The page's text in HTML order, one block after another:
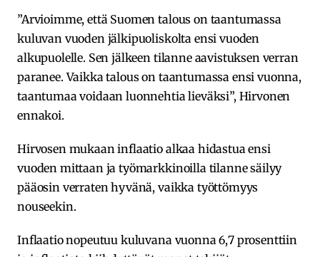
”Arvioimme, että Suomen talous on taantumassa
kuluvan vuoden jälkipuoliskolta ensi vuoden
alkupuolelle. Sen jälkeen tilanne aavistuksen verran
paranee. Vaikka talous on taantumassa ensi vuonna,
taantumaa voidaan luonnehtia lieväksi”, Hirvonen
ennakoi.
Hirvosen mukaan inflaatio alkaa hidastua ensi
vuoden mittaan ja työmarkkinoilla tilanne säilyy
pääosin verraten hyvänä, vaikka työttömyys
nouseekin.
Inflaatio nopeutuu kuluvana vuonna 6,7 prosenttiin